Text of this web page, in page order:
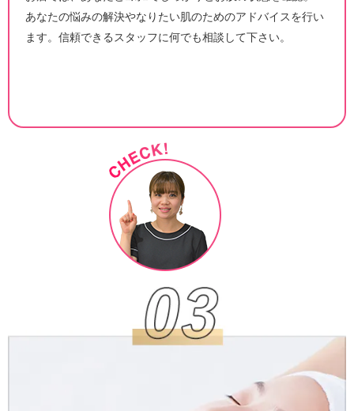
あなたの悩みの解決やなりたい肌のためのアドバイスを行い
ます。信頼できるスタッフに何でも相談して下さい。